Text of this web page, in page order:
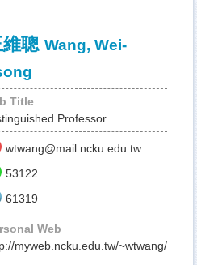
聰 Wang, Wei-
Title
Professor
wtwang@mail.ncku.edu.tw
53122
61319
Web
myweb.ncku.edu.tw/~wtwang/